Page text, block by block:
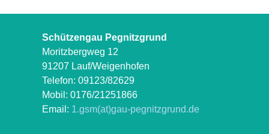
Schützengau Pegnitzgrund
Moritzbergweg 12
91207 Lauf/Weigenhofen
Telefon: 09123/82629
Mobil: 0176/21251866
Email: 1.gsm(at)gau-pegnitzgrund.de